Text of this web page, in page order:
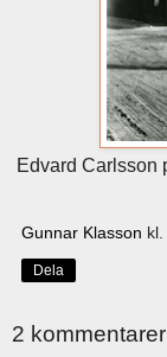
Edvard Carlsson
Gunnar Klasson kl.
Dela
2